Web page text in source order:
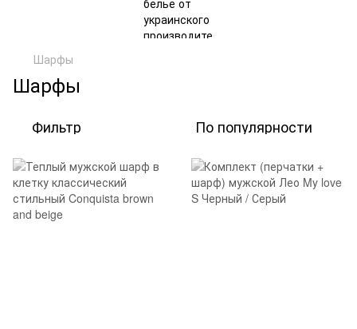
Шарфы
Шарфы
Фильтр По популярности